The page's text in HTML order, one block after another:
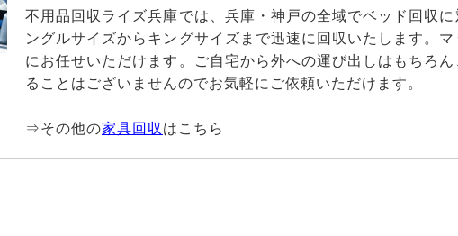
不用品回収ライズ兵庫では、兵庫・神戸の全域でベッド回収
ングルサイズからキングサイズまで迅速に回収いたします。
にお任せいただけます。ご自宅から外への運び出しはもちろ
ることはございませんのでお気軽にご依頼いただけます。
⇒その他の家具回収 はこちら